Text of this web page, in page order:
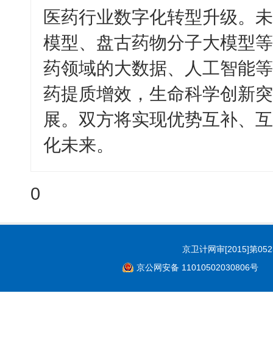
医药行业数字化转型升级。
模型、盘古药物分子大模型等
药领域的大数据、人工智能
药提质增效，生命科学创新
展。双方将实现优势互补、
化未来。
0
京卫计网审[2015]第
京公网安备 11010502030806号